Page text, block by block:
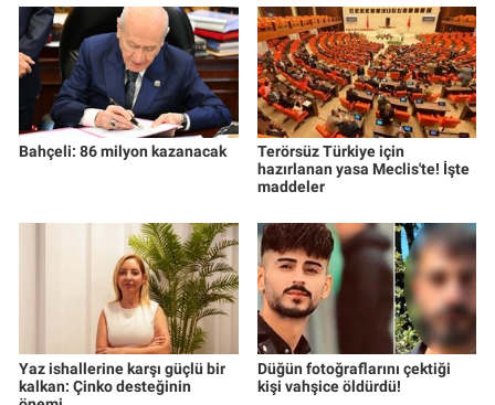
Bahçeli: 86 milyon kazanacak
Terörsüz Türkiye için
hazırlanan yasa Meclis'te! İşte
maddeler
Yaz ishallerine karşı güçlü bir
kalkan: Çinko desteğinin
Düğün fotoğraflarını çektiği
kişi vahşice öldürdü!